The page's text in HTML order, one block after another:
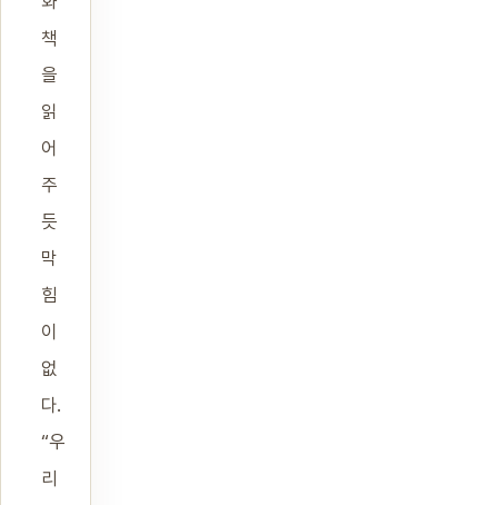
책
을
읽
어
주
듯
막
힘
이
없
다.
“우
리